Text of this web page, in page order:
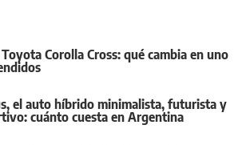
Corolla Cross: qué cambia en uno
el auto híbrido minimalista, futurista y
cuánto cuesta en Argentina